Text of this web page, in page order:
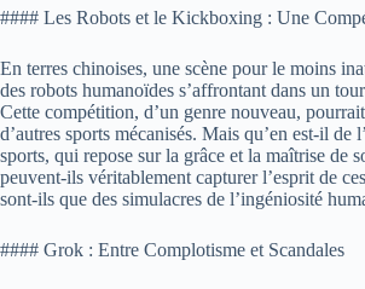
#### Les Robots et le Kickboxing : Une
En terres chinoises, une scène pour le moins
des robots humanoïdes s’affrontant dans un
Cette compétition, d’un genre nouveau,
d’autres sports mécanisés. Mais qu’en est-il de
sports, qui repose sur la grâce et la maîtrise de
peuvent-ils véritablement capturer l’esprit de
sont-ils que des simulacres de l’ingéniosité
#### Grok : Entre Complotisme et Scandales